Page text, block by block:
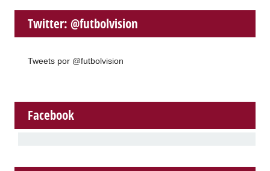
Twitter: @futbolvision
Tweets por @futbolvision
Facebook